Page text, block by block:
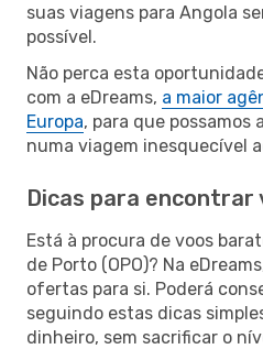
suas viagens para Angola
possível.
Não perca esta
com a eDreams, a maior
Europa, para que possamos
numa viagem inesquecível
Dicas para encontrar
Está à procura de voos
de Porto (OPO)? Na
ofertas para si. Poderá
seguindo estas dicas
dinheiro, sem sacrificar o